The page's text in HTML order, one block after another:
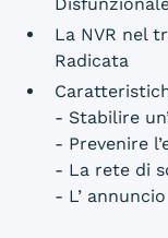
La NVR nel
Radicata
- Stabilire
- Prevenire
- La rete di
- L’ annuncio